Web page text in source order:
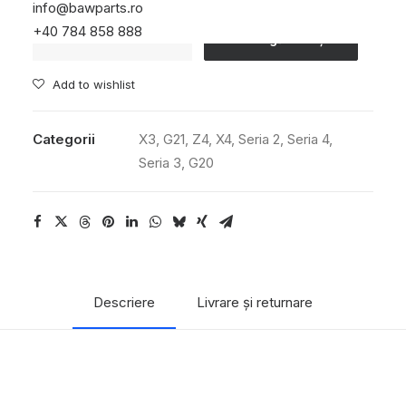
info@bawparts.ro
+40 784 858 888
Cantitate
aspirație
Add to wishlist
Categorii X3, G21, Z4, X4, Seria 2, Seria 4,
Seria 3, G20
Descriere Livrare și returnare